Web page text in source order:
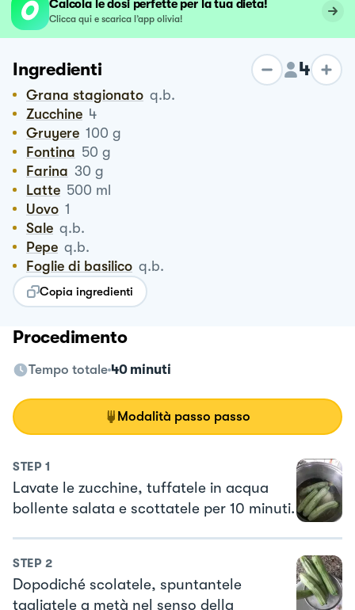
Calcola le dosi perfette per la tua dieta!
Clicca qui e scarica l’app olivia!
Ingredienti 4
Grana stagionato q.b.
Zucchine 4
Gruyere 100 g
Fontina 50 g
Farina 30 g
Latte 500 ml
Uovo 1
Sale q.b.
Pepe q.b.
Foglie di basilico q.b.
Copia ingredienti
Procedimento
Tempo totale 40 minuti
Modalità passo passo
STEP 1
Lavate le zucchine, tuffatele in acqua
bollente salata e scottatele per 10 minuti.
STEP 2
Dopodiché scolatele, spuntantele
tagliatele a metà nel senso della